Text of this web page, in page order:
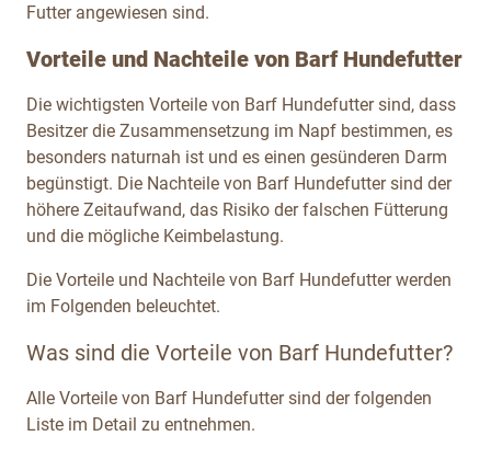
Futter angewiesen sind.
Vorteile und Nachteile von Barf Hundefutter
Die wichtigsten Vorteile von Barf Hundefutter sind, dass
Besitzer die Zusammensetzung im Napf bestimmen, es
besonders naturnah ist und es einen gesünderen Darm
begünstigt. Die Nachteile von Barf Hundefutter sind der
höhere Zeitaufwand, das Risiko der falschen Fütterung
und die mögliche Keimbelastung.
Die Vorteile und Nachteile von Barf Hundefutter werden
im Folgenden beleuchtet.
Was sind die Vorteile von Barf Hundefutter?
Alle Vorteile von Barf Hundefutter sind der folgenden
Liste im Detail zu entnehmen.